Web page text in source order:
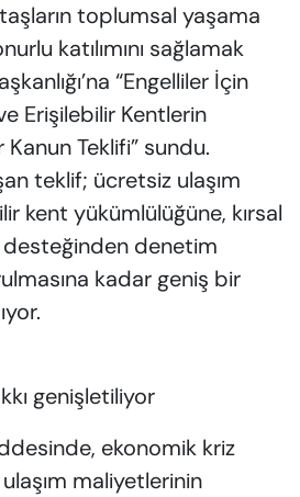
toplumsal yaşama
katılımını sağlamak
“Engelliler İçin
Erişilebilir Kentlerin
Kanun Teklifi” sundu.
teklif; ücretsiz ulaşım
kent yükümlülüğüne, kırsal
desteğinden denetim
kadar geniş bir
genişletiliyor
ekonomik kriz
maliyetlerinin